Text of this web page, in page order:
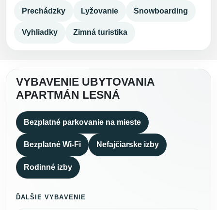
Prechádzky Lyžovanie Snowboarding
Vyhliadky Zimná turistika
VYBAVENIE UBYTOVANIA
APARTMÁN LESNÁ
Bezplatné parkovanie na mieste
Bezplatné Wi-Fi Nefajčiarske izby
Rodinné izby
ĎALŠIE VYBAVENIE